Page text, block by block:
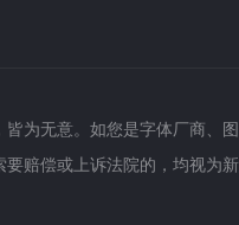
为无意。如您是字体厂商、
赔偿或上诉法院的，均视为